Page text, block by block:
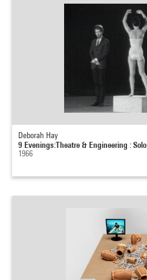
Deborah Hay
9 Evenings:Theatre & Engineering : Solo
1966